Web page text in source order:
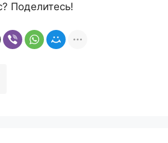
Поделитесь!